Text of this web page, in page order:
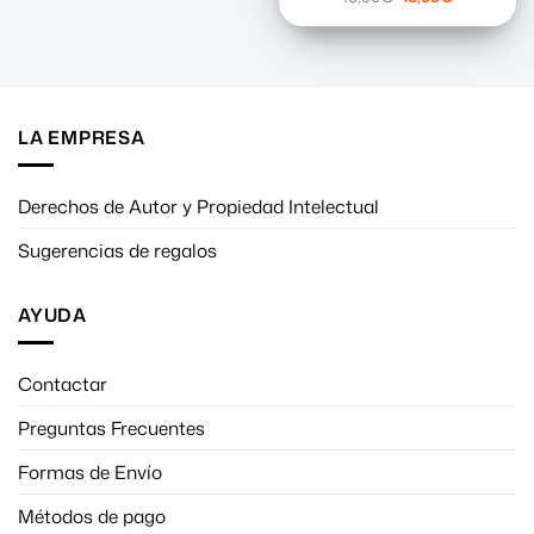
precio
original
era:
actual
es:
LA EMPRESA
Derechos de Autor y Propiedad Intelectual
Sugerencias de regalos
AYUDA
Contactar
Preguntas Frecuentes
Formas de Envío
Métodos de pago